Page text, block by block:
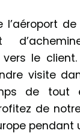
l’aéroport
le
visite
de tout
de
pendant